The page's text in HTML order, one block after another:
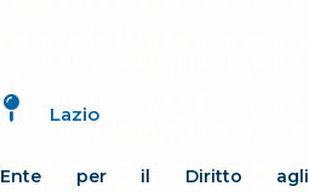
Lazio

Ente per il Diritto agli